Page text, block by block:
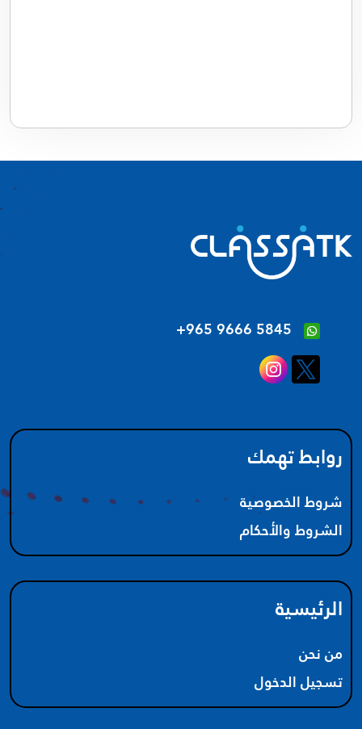
‪+965 9666 5845‬
روابط تهمك
شروط الخصوصية
الشروط والأحكام
الرئيسية
من نحن
تسجيل الدخول